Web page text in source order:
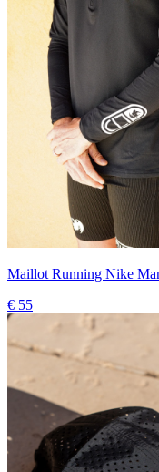
Maillot Running Nike
€ 55